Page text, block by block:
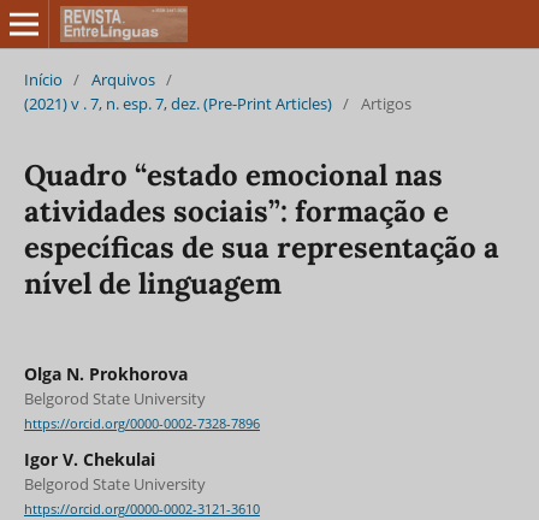
Início / Arquivos /
(2021) v . 7, n. esp. 7, dez. (Pre-Print Articles) / Artigos
Quadro “estado emocional nas
atividades sociais”: formação e
específicas de sua representação a
nível de linguagem
Olga N. Prokhorova
Belgorod State University
https://orcid.org/0000-0002-7328-7896
Igor V. Chekulai
Belgorod State University
https://orcid.org/0000-0002-3121-3610